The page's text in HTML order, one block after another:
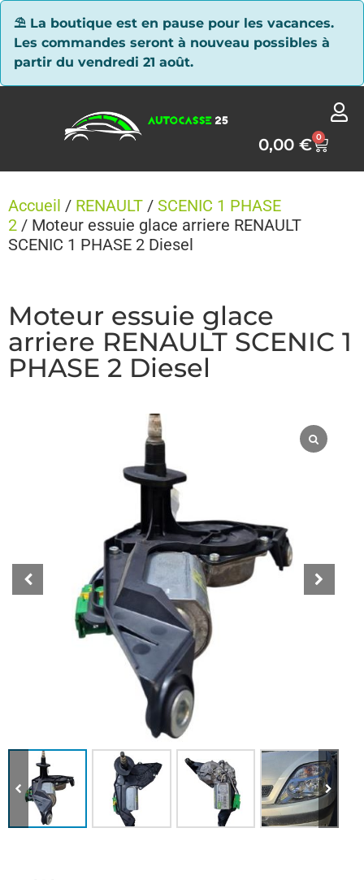
⛱ La boutique est en pause pour les vacances.
Les commandes seront à nouveau possibles à
partir du vendredi 21 août.
0,00€ 0
Accueil / RENAULT / SCENIC 1 PHASE
2 / Moteur essuie glace arriere RENAULT
SCENIC 1 PHASE 2 Diesel
Moteur essuie glace
arriere RENAULT SCENIC 1
PHASE 2 Diesel
Panneau de gestion des cookies